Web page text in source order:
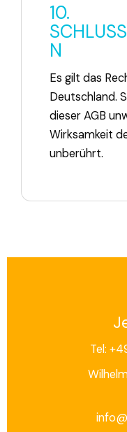
10.
N
Es gilt das
Deutschland.
dieser AGB
Wirksamkeit
unberührt.
Tel: